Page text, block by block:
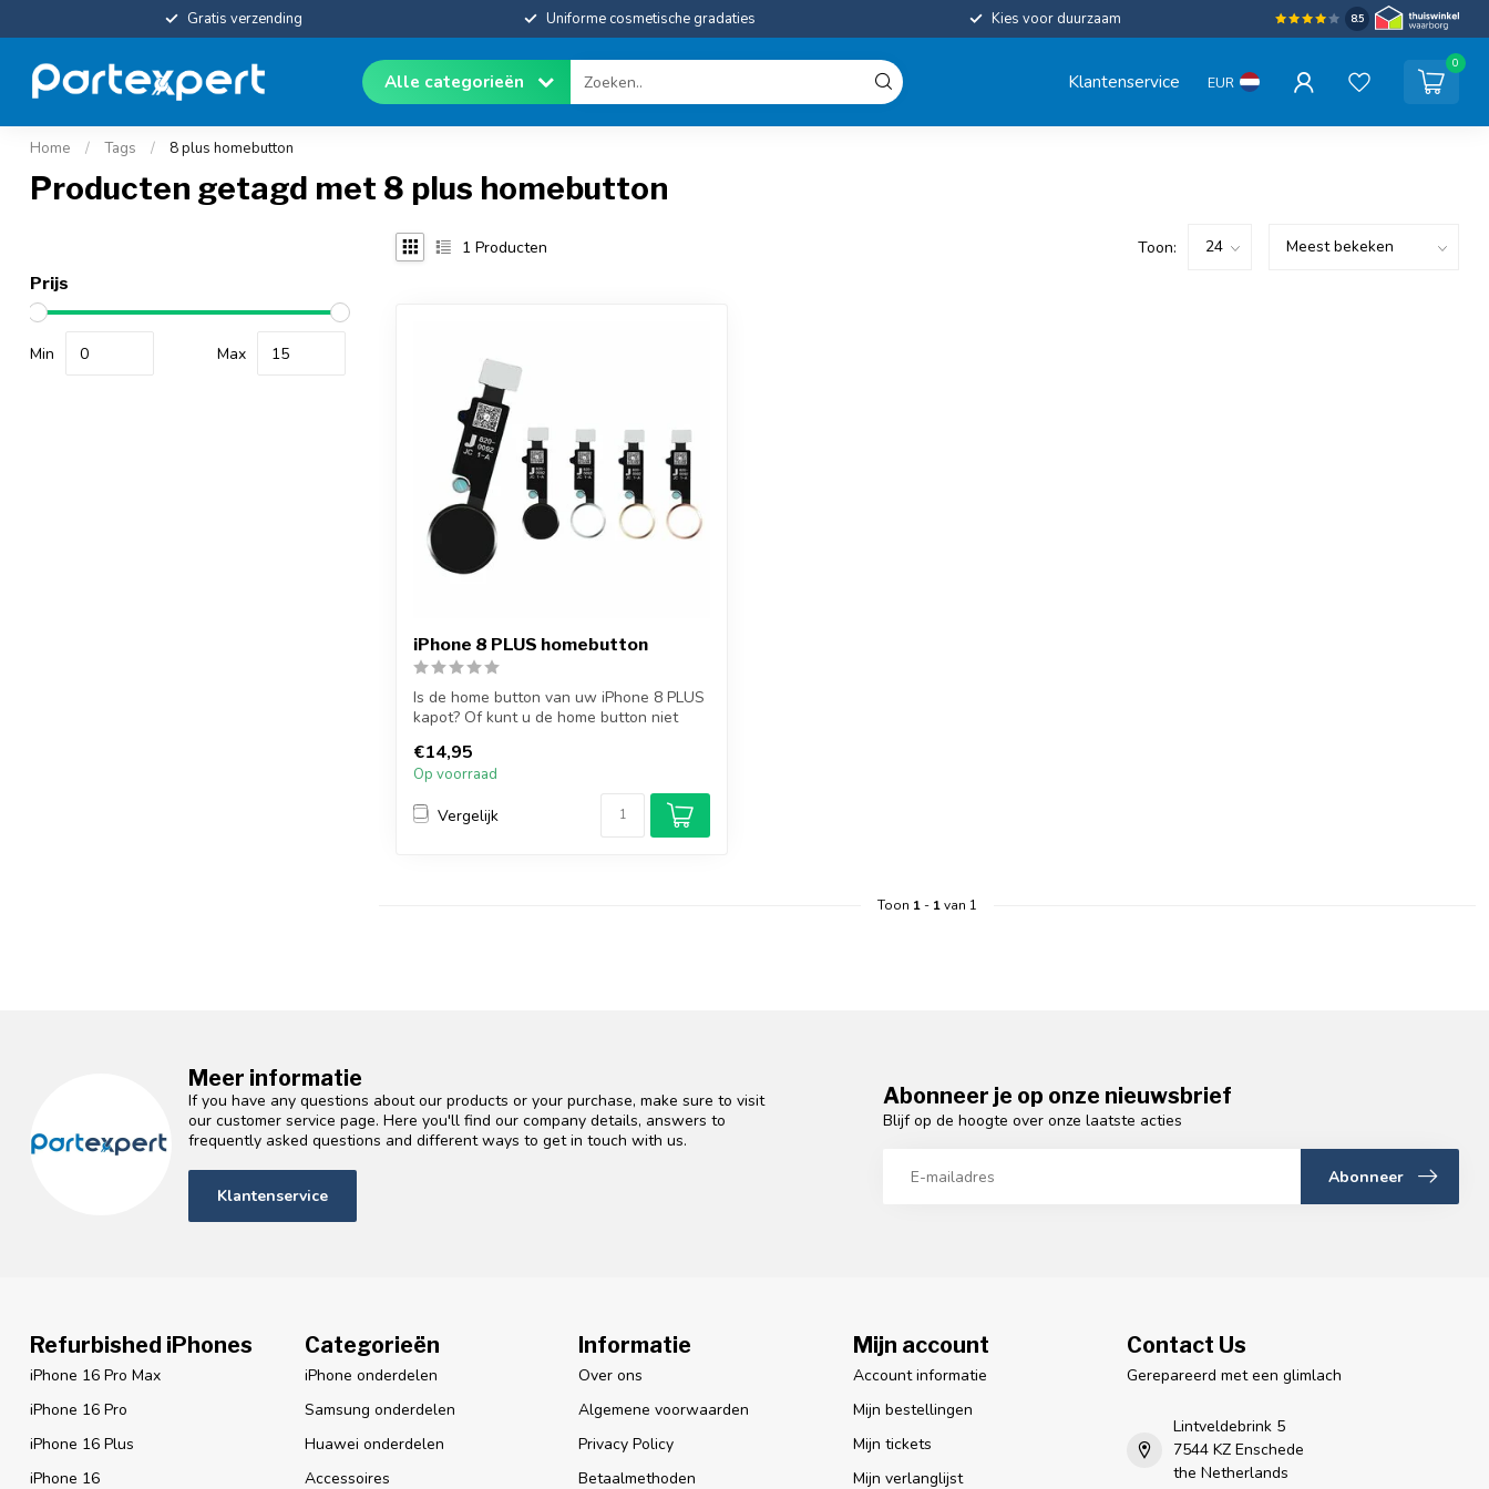
Gratis verzending Uniforme cosmetische gradaties Kies voor duurzaam 8.5
Alle categorieën Klantenservice EUR
0
Home / Tags / 8 plus homebutton
Producten getagd met 8 plus homebutton
Prijs
Min Max
1 Producten Toon:
iPhone 8 PLUS homebutton
Is de home button van uw iPhone 8 PLUS
kapot? Of kunt u de home button niet
€14,95
Op voorraad
Vergelijk
Toon 1- 1van 1
Meer informatie
If you have any questions about our products or your purchase, make sure to visit
our customer service page. Here you'll find our company details, answers to
frequently asked questions and different ways to get in touch with us.
Klantenservice
Abonneer je op onze nieuwsbrief
Blijf op de hoogte over onze laatste acties
Abonneer
Refurbished iPhones
iPhone 16 Pro Max
iPhone 16 Pro
iPhone 16 Plus
iPhone 16
Categorieën
iPhone onderdelen
Samsung onderdelen
Huawei onderdelen
Accessoires
Informatie
Over ons
Algemene voorwaarden
Privacy Policy
Betaalmethoden
Mijn account
Account informatie
Mijn bestellingen
Mijn tickets
Mijn verlanglijst
Contact Us
Gerepareerd met een glimlach
Lintveldebrink 5
7544 KZ Enschede
the Netherlands